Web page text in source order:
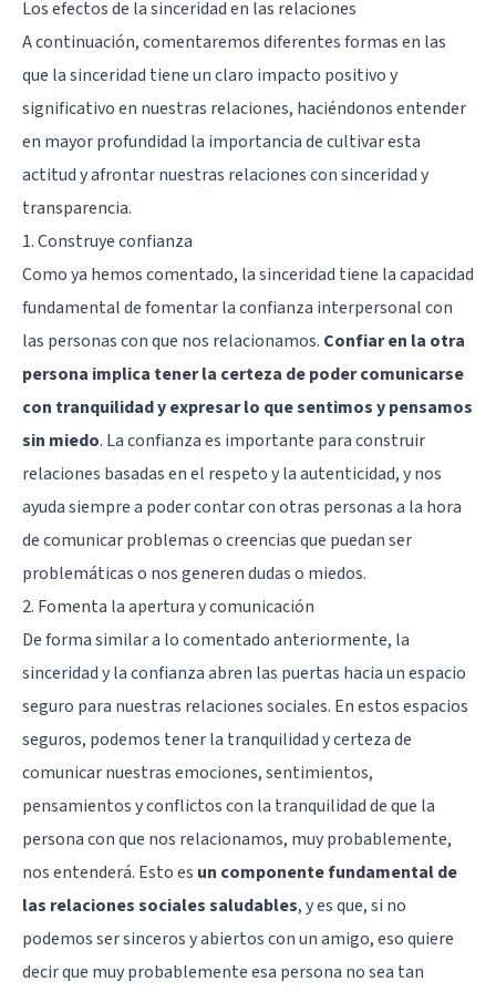
Los efectos de la sinceridad en las relaciones
A continuación, comentaremos diferentes formas en las
que la sinceridad tiene un claro impacto positivo y
significativo en nuestras relaciones, haciéndonos entender
en mayor profundidad la importancia de cultivar esta
actitud y afrontar nuestras relaciones con sinceridad y
transparencia.
1. Construye confianza
Como ya hemos comentado, la sinceridad tiene la capacidad
fundamental de fomentar la confianza interpersonal con
las personas con que nos relacionamos. Confiar en la otra
persona implica tener la certeza de poder comunicarse
con tranquilidad y expresar lo que sentimos y pensamos
sin miedo. La confianza es importante para construir
relaciones basadas en el respeto y la autenticidad, y nos
ayuda siempre a poder contar con otras personas a la hora
de comunicar problemas o creencias que puedan ser
problemáticas o nos generen dudas o miedos.
2. Fomenta la apertura y comunicación
De forma similar a lo comentado anteriormente, la
sinceridad y la confianza abren las puertas hacia un espacio
seguro para nuestras relaciones sociales. En estos espacios
seguros, podemos tener la tranquilidad y certeza de
comunicar nuestras emociones, sentimientos,
pensamientos y conflictos con la tranquilidad de que la
persona con que nos relacionamos, muy probablemente,
nos entenderá. Esto es un componente fundamental de
las relaciones sociales saludables, y es que, si no
podemos ser sinceros y abiertos con un amigo, eso quiere
decir que muy probablemente esa persona no sea tan